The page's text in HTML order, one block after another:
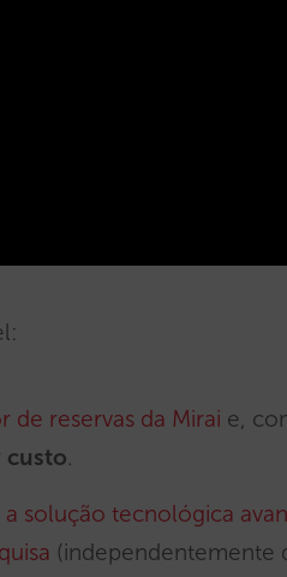
de reservas da Mirai e,
custo.
a solução tecnológica
(independentemente